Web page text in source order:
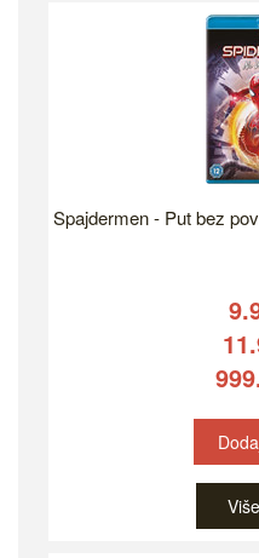
Spajdermen - Put bez